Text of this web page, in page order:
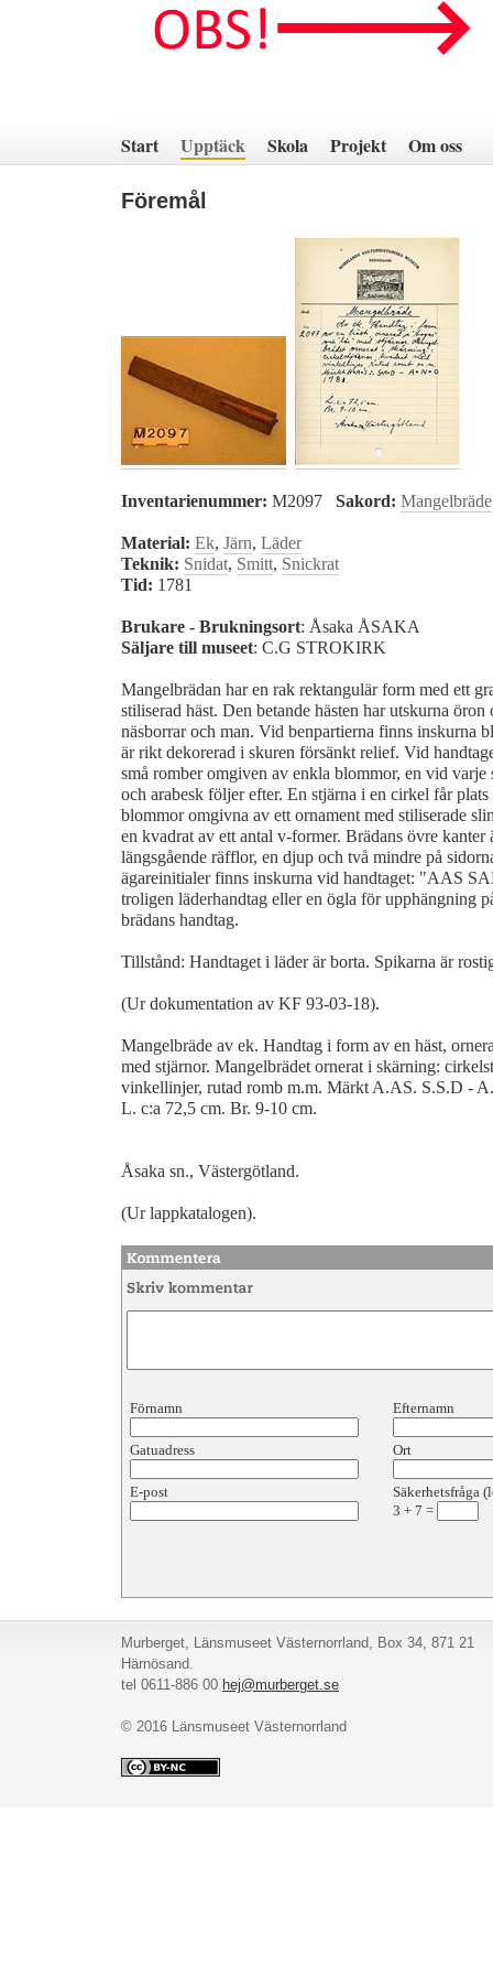
innehåll
Start Upptäck Skola Projekt Om oss
Föremål
Inventarienummer: M2097 Sakord: Mangelbräde
Material: Ek, Järn, Läder
Teknik: Snidat, Smitt, Snickrat
Tid: 1781
Brukare - Brukningsort: Åsaka ÅSAKA
Säljare till museet: C.G STROKIRK
Mangelbrädan har en rak rektangulär form med ett
stiliserad häst. Den betande hästen har utskurna
näsborrar och man. Vid benpartierna finns inskurna
är rikt dekorerad i skuren försänkt relief. Vid
små romber omgiven av enkla blommor, en vid varje
och arabesk följer efter. En stjärna i en cirkel får
blommor omgivna av ett ornament med stiliserade
en kvadrat av ett antal v-former. Brädans övre kanter
längsgående räfflor, en djup och två mindre på
ägareinitialer finns inskurna vid handtaget: "AAS
troligen läderhandtag eller en ögla för upphängning
brädans handtag.
Tillstånd: Handtaget i läder är borta. Spikarna är
(Ur dokumentation av KF 93-03-18).
Mangelbräde av ek. Handtag i form av en häst,
med stjärnor. Mangelbrädet ornerat i skärning:
vinkellinjer, rutad romb m.m. Märkt A.AS. S.S.D -
L. c:a 72,5 cm. Br. 9-10 cm.
Åsaka sn., Västergötland.
(Ur lappkatalogen).
Förnamn Efternamn
Gatuadress Ort
E-post
Säkerhetsfråga
3 + 7 =
Murberget, Länsmuseet Västernorrland, Box 34, 871 21
Härnösand.
tel 0611-886 00 hej@murberget.se
© 2016 Länsmuseet Västernorrland